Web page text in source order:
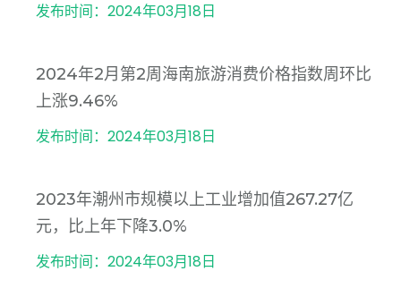
发布时间：2024年03月18日
2024年2月第2周海南旅游消费价格指数周环比
上涨9.46%
发布时间：2024年03月18日
2023年潮州市规模以上工业增加值267.27亿
元，比上年下降3.0%
发布时间：2024年03月18日